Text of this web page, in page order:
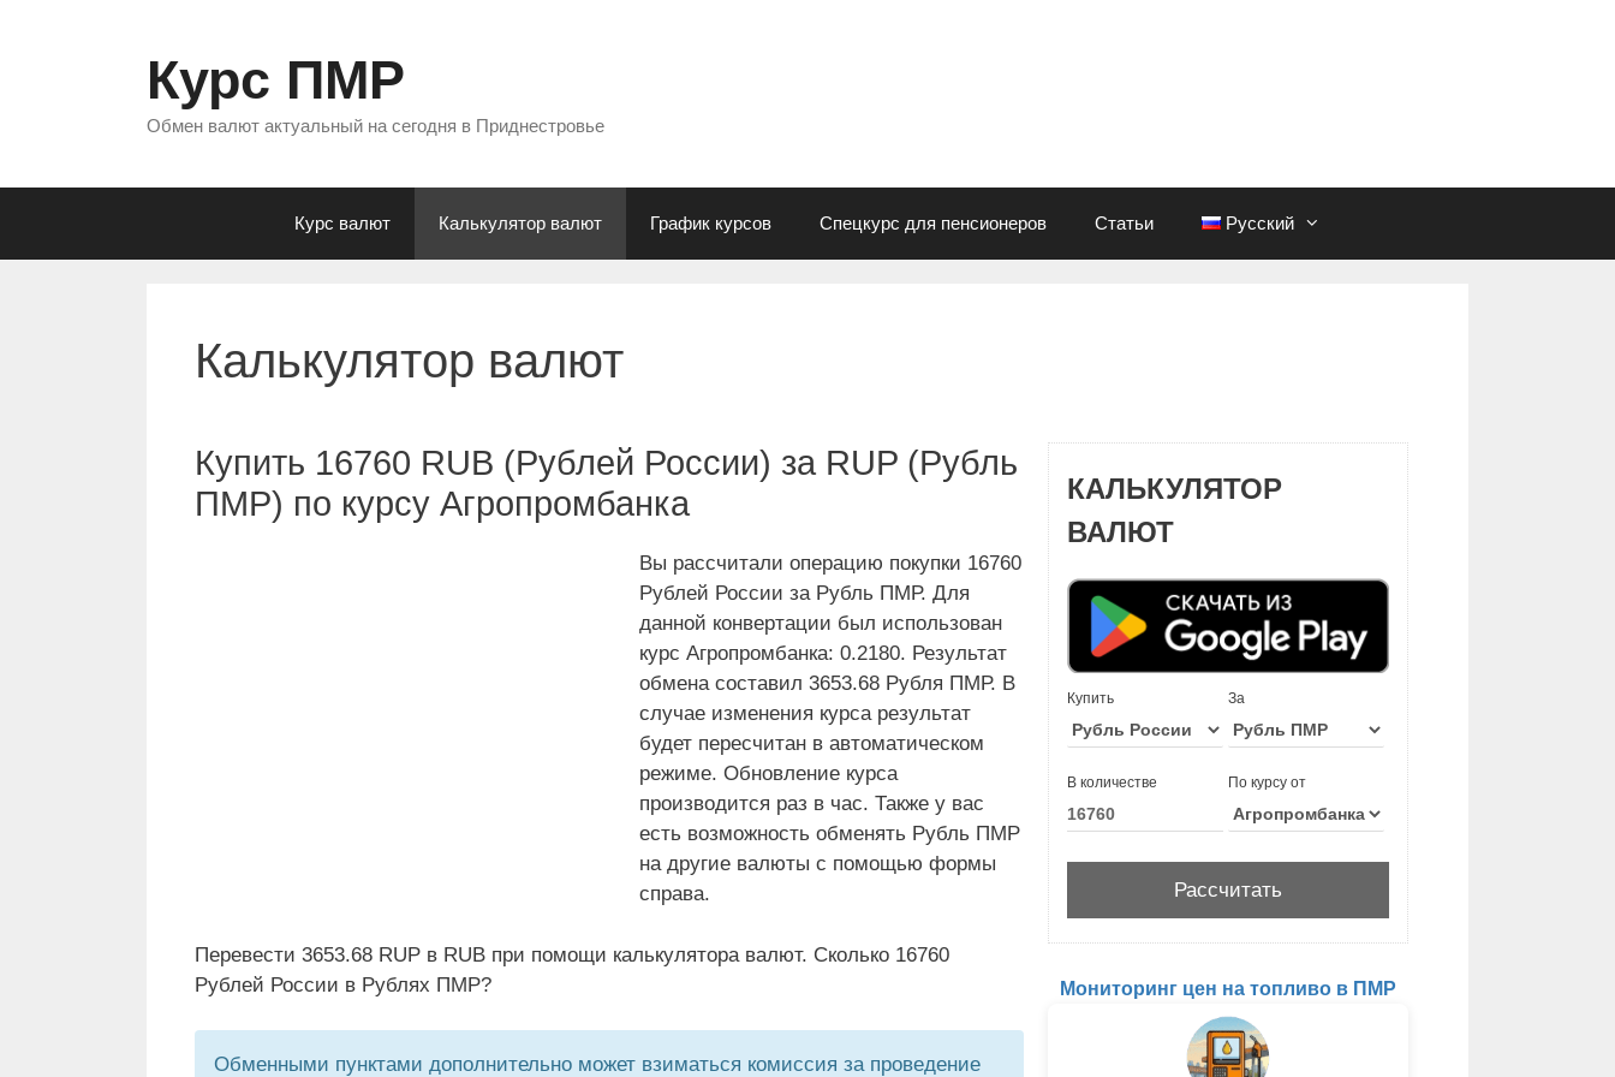
Курс ПМР
Обмен валют актуальный на сегодня в Приднестровье
Курс валют Калькулятор валют График курсов Спецкурс для пенсионеров Статьи Русский
Калькулятор валют
Купить 16760 RUB (Рублей России) за RUP (Рубль
ПМР) по курсу Агропромбанка
Вы рассчитали операцию покупки 16760
Рублей России за Рубль ПМР. Для
данной конвертации был использован
курс Агропромбанка: 0.2180. Результат
обмена составил 3653.68 Рубля ПМР. В
случае изменения курса результат
будет пересчитан в автоматическом
режиме. Обновление курса
производится раз в час. Также у вас
есть возможность обменять Рубль ПМР
на другие валюты с помощью формы
справа.
Перевести 3653.68 RUP в RUB при помощи калькулятора валют. Сколько 16760
Рублей России в Рублях ПМР?
Обменными пунктами дополнительно может взиматься комиссия за проведение
КАЛЬКУЛЯТОР
ВАЛЮТ
Купить За
В количестве По курсу от
Мониторинг цен на топливо в ПМР